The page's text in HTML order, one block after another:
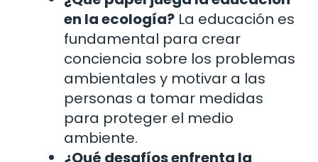
en la ecología? La educación es
fundamental para crear
conciencia sobre los problemas
ambientales y motivar a las
personas a tomar medidas
para proteger el medio
ambiente.
¿Qué desafíos enfrenta la